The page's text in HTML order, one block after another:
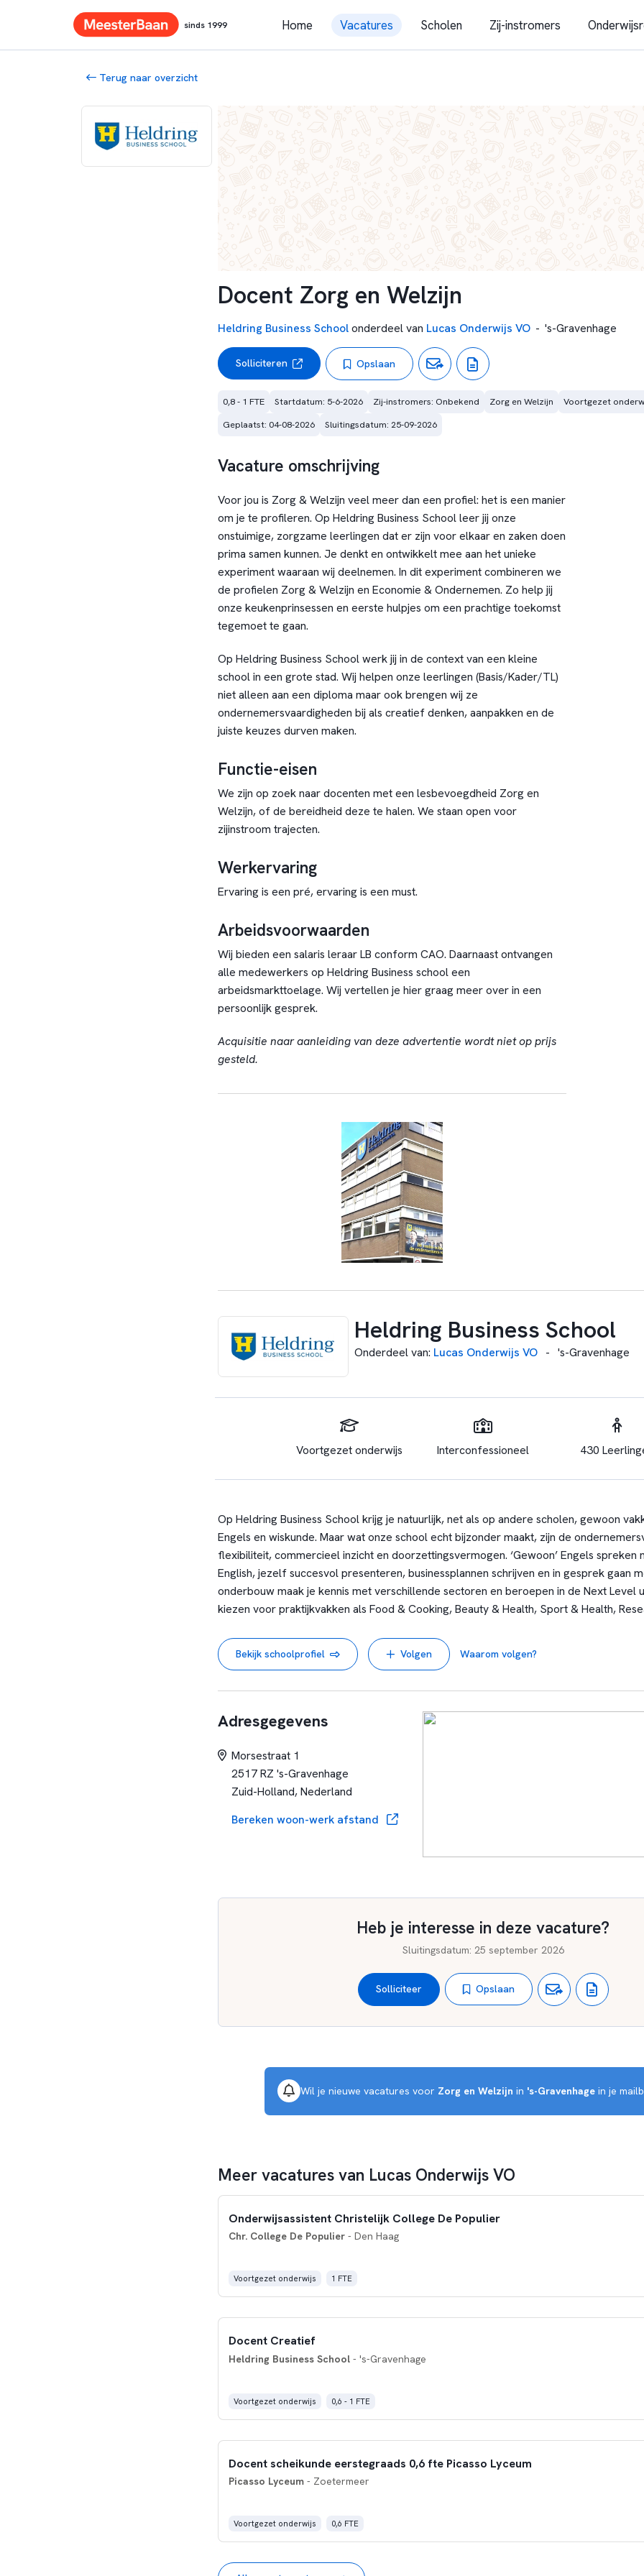
sinds 1999 Home Vacatures Scholen Zij-instromers
Terug naar overzicht
Docent Zorg en Welzijn
Heldring Business Schoolonderdeel van Lucas Onderwijs VO - 's-Gravenhage
Solliciteren Opslaan
0,8 - 1 FTE Startdatum: 5-6-2026 Zij-instromers: Onbekend Zorg en Welzijn
Voortgezet
Geplaatst: 04-08-2026
Sluitingsdatum: 25-09-2026
Vacature omschrijving
Voor jou is Zorg & Welzijn veel meer dan een profiel: het is een manier
om je te profileren. Op Heldring Business School leer jij onze
onstuimige, zorgzame leerlingen dat er zijn voor elkaar en zaken doen
prima samen kunnen. Je denkt en ontwikkelt mee aan het unieke
experiment waaraan wij deelnemen. In dit experiment combineren we
de profielen Zorg & Welzijn en Economie & Ondernemen. Zo help jij
onze keukenprinsessen en eerste hulpjes om een prachtige toekomst
tegemoet te gaan.
Op Heldring Business School werk jij in de context van een kleine
school in een grote stad. Wij helpen onze leerlingen (Basis/Kader/TL)
niet alleen aan een diploma maar ook brengen wij ze
ondernemersvaardigheden bij als creatief denken, aanpakken en de
juiste keuzes durven maken.
Functie-eisen
We zijn op zoek naar docenten met een lesbevoegdheid Zorg en
Welzijn, of de bereidheid deze te halen. We staan open voor
zijinstroom trajecten.
Werkervaring
Ervaring is een pré, ervaring is een must.
Arbeidsvoorwaarden
Wij bieden een salaris leraar LB conform CAO. Daarnaast ontvangen
alle medewerkers op Heldring Business school een
arbeidsmarkttoelage. Wij vertellen je hier graag meer over in een
persoonlijk gesprek.
Acquisitie naar aanleiding van deze advertentie wordt niet op prijs
gesteld.
Heldring Business School
Onderdeel van: Lucas Onderwijs VO - 's-Gravenhage
Voortgezet onderwijs Interconfessioneel 430
Op Heldring Business School krijg je natuurlijk, net als op andere scholen, gewoon
Engels en wiskunde. Maar wat onze school echt bijzonder maakt, zijn de
flexibiliteit, commercieel inzicht en doorzettingsvermogen. ‘Gewoon’ Engels spreken
English, jezelf succesvol presenteren, businessplannen schrijven en in gesprek gaan
onderbouw maak je kennis met verschillende sectoren en beroepen in de Next Level
kiezen voor praktijkvakken als Food & Cooking, Beauty & Health, Sport & Health,
Economie & Ondernemen en Zorg & Welzijn, twee sectoren waarin steeds meer
zijn. Je leert dan wat er binnen die sector nodig is om later succesvol te ondernemen.
praktijk.Aan het eind van de rit zijn onze leerlingen positieve, ambitieuze mensen die
de rest van hun leven plezier en profijt van zullen hebben.
Haag op zat te wachten. En jij misschien ook wel.
Bekijk schoolprofiel Volgen Waarom volgen?
Adresgegevens
Morsestraat 1
2517 RZ 's-Gravenhage
Zuid-Holland, Nederland
Bereken woon-werk afstand
Heb je interesse in deze vacature?
Sluitingsdatum: 25 september 2026
Solliciteer Opslaan
Wil je nieuwe vacatures voor Zorg en Welzijn in 's-Gravenhage in je
Meer vacatures van Lucas Onderwijs VO
Onderwijsassistent Christelijk College De Populier
Chr. College De Populier- Den Haag
Voortgezet onderwijs 1 FTE
Docent Creatief
Heldring Business School- 's-Gravenhage
Voortgezet onderwijs 0,6 - 1 FTE
Docent scheikunde eerstegraads 0,6 fte Picasso Lyceum
Picasso Lyceum- Zoetermeer
Voortgezet onderwijs 0,6 FTE